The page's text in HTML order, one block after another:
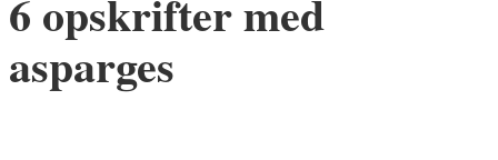
6 opskrifter med
asparges